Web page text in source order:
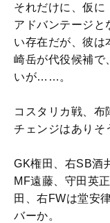
それだけに、仮に
アドバンテージと
い存在だが、彼は
崎岳が代役候補で
いが……。
コスタリカ戦、
チェンジはありそ
GK権田、右SB酒
MF遠藤、守田英
田、右FWは堂安
バーか。